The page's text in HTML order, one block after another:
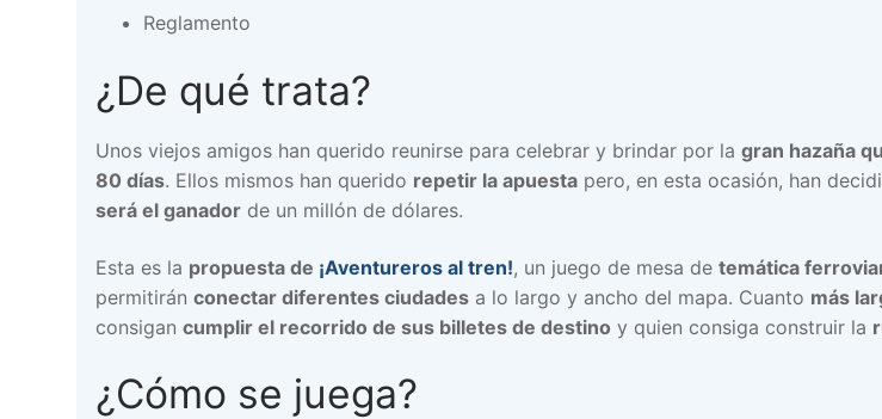
Reglamento
¿De qué trata?
Unos viejos amigos han querido reunirse para celebrar y brindar por la gran hazaña
80 días. Ellos mismos han querido repetir la apuesta pero, en esta ocasión, han
será el ganador de un millón de dólares.
Esta es la propuesta de ¡Aventureros al tren!, un juego de mesa de temática
permitirán conectar diferentes ciudades a lo largo y ancho del mapa. Cuanto más
consigan cumplir el recorrido de sus billetes de destino y quien consiga construir la
¿Cómo se juega?